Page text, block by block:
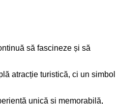
să fascineze și să
atracție turistică, ci un simbol
unică și memorabilă,